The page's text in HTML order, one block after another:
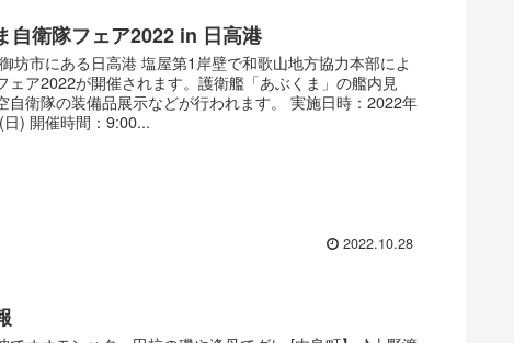
自衛隊フェア2022 in 日高港
坊市にある日高港 塩屋第1岸壁で和歌山地方協力本部によ
ェア2022が開催されます。護衛艦「あぶくま」の艦内見
自衛隊の装備品展示などが行われます。 実施日時：2022年
) 開催時間：9:00...
2022.10.28